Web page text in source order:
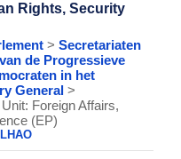
Rights, Security
> Secretariaten
de Progressieve
in het
General >
Foreign Affairs,
(EP)